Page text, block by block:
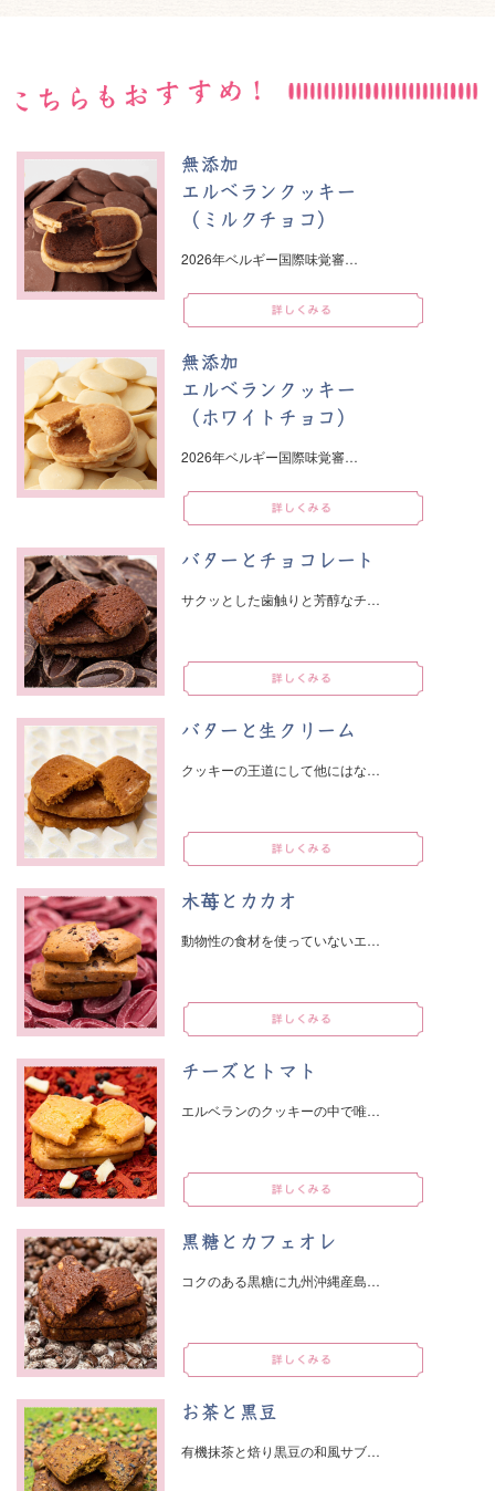
無添加
エルベランクッキー
（ミルクチョコ）
2026年ベルギー国際味覚審…
無添加
エルベランクッキー
（ホワイトチョコ）
2026年ベルギー国際味覚審…
バターとチョコレート
サクッとした歯触りと芳醇なチ…
バターと生クリーム
クッキーの王道にして他にはな…
木苺とカカオ
動物性の食材を使っていないエ…
チーズとトマト
エルベランのクッキーの中で唯…
黒糖とカフェオレ
コクのある黒糖に九州沖縄産島…
お茶と黒豆
有機抹茶と焙り黒豆の和風サブ…